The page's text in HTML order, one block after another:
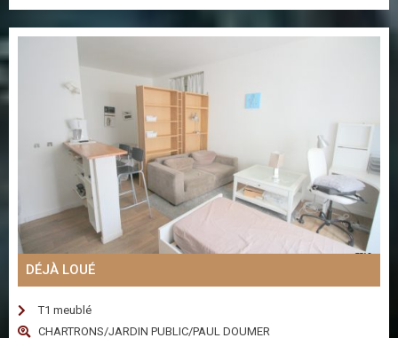
DÉJÀ LOUÉ
T1 meublé
CHARTRONS/JARDIN PUBLIC/PAUL DOUMER